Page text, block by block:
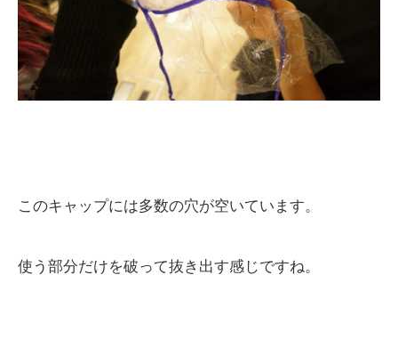
このキャップには多数の穴が空いています。
使う部分だけを破って抜き出す感じですね。